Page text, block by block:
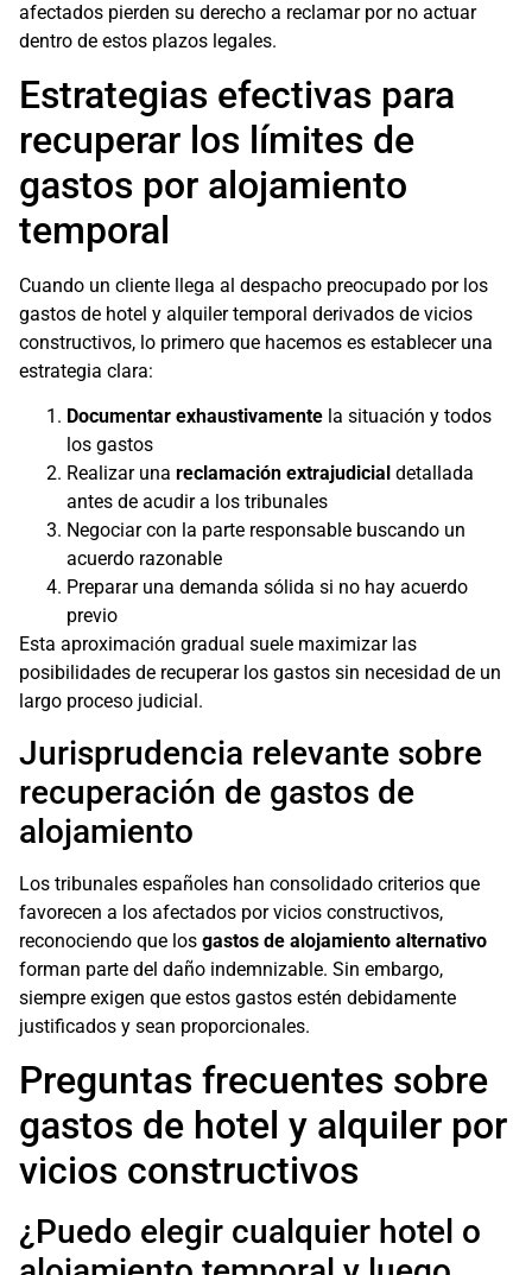
afectados pierden su derecho a reclamar por no actuar
dentro de estos plazos legales.
Estrategias efectivas para
recuperar los límites de
gastos por alojamiento
temporal
Cuando un cliente llega al despacho preocupado por los
gastos de hotel y alquiler temporal derivados de vicios
constructivos, lo primero que hacemos es establecer una
estrategia clara:
Documentar exhaustivamente la situación y todos
los gastos
Realizar una reclamación extrajudicial detallada
antes de acudir a los tribunales
Negociar con la parte responsable buscando un
acuerdo razonable
Preparar una demanda sólida si no hay acuerdo
previo
Esta aproximación gradual suele maximizar las
posibilidades de recuperar los gastos sin necesidad de un
largo proceso judicial.
Jurisprudencia relevante sobre
recuperación de gastos de
alojamiento
Los tribunales españoles han consolidado criterios que
favorecen a los afectados por vicios constructivos,
reconociendo que los gastos de alojamiento alternativo
forman parte del daño indemnizable. Sin embargo,
siempre exigen que estos gastos estén debidamente
justificados y sean proporcionales.
Preguntas frecuentes sobre
gastos de hotel y alquiler por
vicios constructivos
¿Puedo elegir cualquier hotel o